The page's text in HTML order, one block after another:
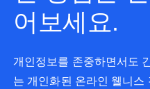
어보세요.
개인정보를 존중하면서도
는 개인화된 온라인 웰니스